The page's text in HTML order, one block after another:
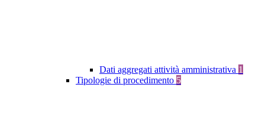
Dati aggregati attività amministrativa 1
Tipologie di procedimento 5